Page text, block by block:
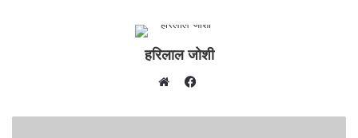
हरिलाल जोशी
e
c